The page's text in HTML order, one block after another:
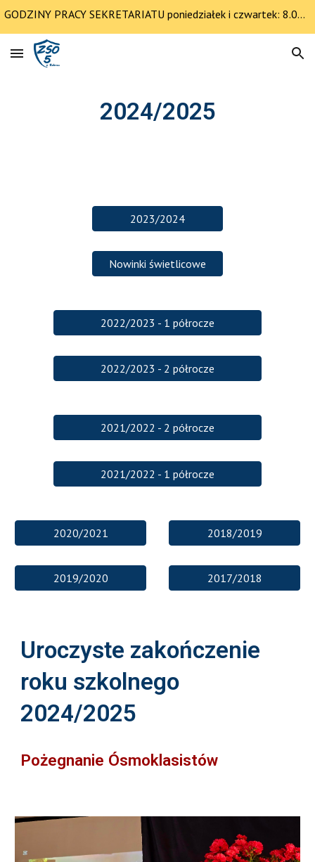
GODZINY PRACY SEKRETARIATU poniedziałek i czwartek: 8.00-12.30 pozostałe dni 8.00-14.00
2024/2025
2023/2024
Nowinki świetlicowe
2022/2023 - 1 półrocze
2022/2023 - 2 półrocze
2021/2022 - 2 półrocze
2021/2022 - 1 półrocze
2020/2021
2019/2020
2018/2019
2017/2018
Uroczyste zakończenie
roku szkolnego
2024/2025
Pożegnanie Ósmoklasistów